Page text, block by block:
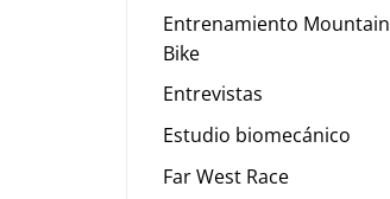
Entrenamiento Mountain
Bike
Entrevistas
Estudio biomecánico
Far West Race